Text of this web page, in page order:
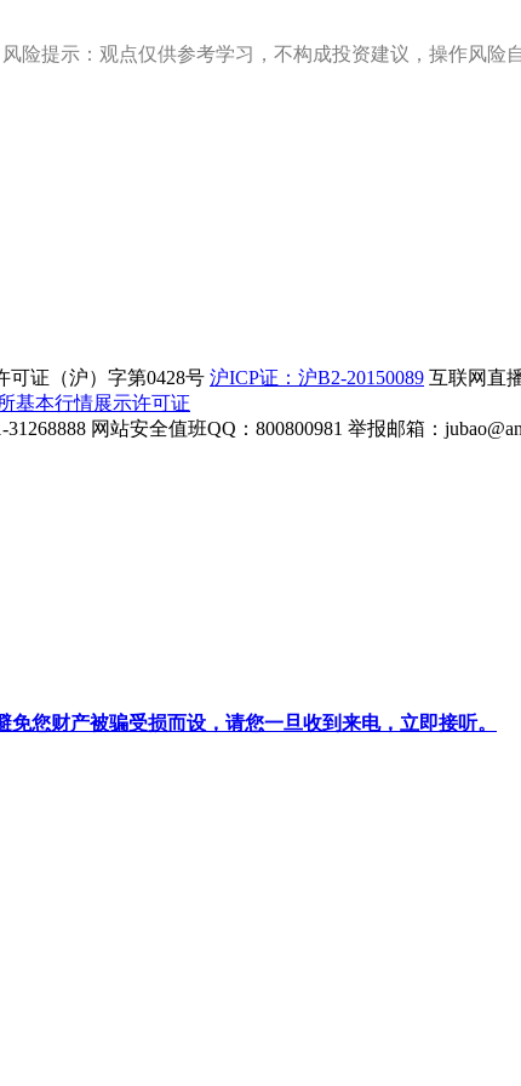
风险提示：观点仅供参考学习，不构成投资建议，操作风险自
可证（沪）字第0428号 沪ICP证：沪B2-20150089 互联网直
基本行情展示许可证
网站安全值班QQ：800800981 举报邮箱：
您财产被骗受损而设，请您一旦收到来电，立即接听。